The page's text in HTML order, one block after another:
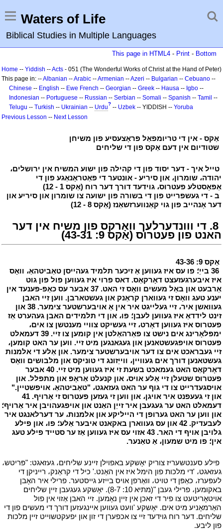
Waters of Life
Biblical Studies in Multiple Languages
This page in HTML4 - Print - Bottom
Home -- Yiddish --Acts - 051 (The Wonderful Works of Christ at the Hand of Peter)
This page in: --Albanian --Arabic --Armenian --Azeri -- Bulgarian -- Cebuano --
Chinese -- English -- Ewe French -- Georgian -- Greek -- Hausa -- Igbo --
Indonesian -- Portuguese -- Russian -- Serbian -- Somali -- Spanish -- Tamil --
Telugu -- Turkish -- Ukrainian -- Urdu? -- Uzbek -- YIDDISH -- Yoruba
Previous Lesson -- Next Lesson
אַקס - אין די טריומפאַל פּראָצעסיע פון משיחן
שטודיום אין דעם אַקס פון די שליחים
טייל איך - דער יסוד פון די קהילה פון ישוע המשיח אין ירושלים،
יהודה، שומרון، און סיריע - אונטער די פּאַטראָנאַגע פון די
אַפּאָסטלע פעטרוס، גוידעד דורך דער רוח (אַקס 1 - 12)
ב - די געשפּרייט פון די בשורה פון ישועה צו שומרון און סיריע און
דער אָנהייב פון גוי קאַנווערזשאַנז (אַקס 8 - 12)
8. די ווונדערלעך וואָרקס פון משיח אין דער
האנט פון פעטרוס (אַקס 9: 43-31)
אַקס 9: 43-36
36 בייַ؛ פו עס איז געווען אַ זיכער תלמיד געהייסן טאַביטהאַ، וואָס
איז איבערגעזעצט דאָרקאַס. דאס פרוי איז געווען פול פון גוט
אַרבעט און באַל מעשים וואָס זי האט. 37 אבער עס כאַפּ-פּענעד אין
יענע טעג וואָס זי געווארן קראַנק און געשטארבן. ווען זיי האבן
געוואשן איר، זיי געלייגט איר אין אַ אויבערשטער צימער. 38 און
זינט לידדאַ איז געווען לעבן؛ פו، און די תלמידים האבן געהערט אַז
פעטרוס איז געווען דאָרט، זיי געשיקט צוויי מענטשן צו אים،
ימפּלאָרינג אים נישט צו פאַרהאַלטן אין קומען צו זיי. 39 דעמאלט
פעטרוס אויפגעשטאנען און געגאנגען מיט זיי. ווען ער האט קומען،
זיי געבראכט אים צו דער אויבערשטער צימער. און אַלע די אלמנות
געשטאנען דורך אים געוויין، ווייַזונג די טוניקס און מלבושים וואָס
דאָרקאַס האט געמאכט בשעת זי איז געווען מיט זיי. 40 אבער
פעטרוס שטעלן זיי אַלע אויס، און קנעלט אַראָפּ און מתפלל. און
אויסגעדרייט צו די גוף ער האט געזאגט، "טאַביטהאַ، אויפשטיין."
און זי געעפנט איר אויגן، און ווען זי געזען פעטרוס זי אַרויף. 41
דעמאלט האט ער געגעבן איר זייַן האַנט און אויפגעהויבן איר אַרויף؛
און ווען ער האט גערופן די הייליקע און אלמנות، ער דערלאנגט איר
לעבעדיק. 42 און עס געווארן באקאנט איבער אַלע؛ פו، און פילע
גלויבן אויף די האר. 43 אזוי עס איז געווען אַז ער סטייד פילע טעג
אין؛ פו מיט שמעון، אַ טאַנער.
פילע סענטשעריז צוריק יאָשקע באפוילן זיינע שליחים، געזאגט: "פּריטש،
געזאגט، 'די מלכות פון הימל איז אין האַנט.' כיל די קראַנק، רייניקן די
לעפּערז، כאַפּן די טויט، וואַרפן אויס בייזע גייסטער. פרילי איר האָבן
באקומען، פרילי געבן "(מתיא 10: 8-7). יאָשקע געגעבן זיין שליחים
אויטאָריטעט צו פיר די זאכן אין זיין נאָמען. זיי האבן אַזוי אין פול
האַרמאָניע מיט אים. יאָשקע 'וועט געווען איינגעזען דורך די מעשים פון די
שליחים. דער רוח גוידעד זיי צו אכפערן די זון און יפעקטשוייט זיין מלכות
פון ליבע.